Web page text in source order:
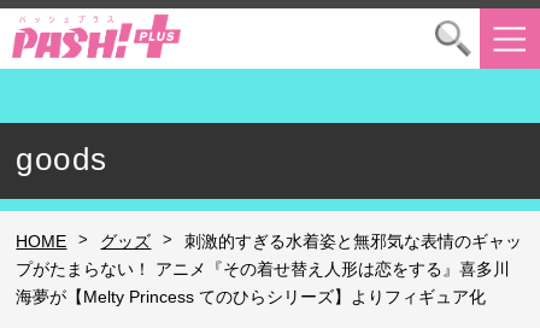
goods
HOME > グッズ >
刺激的すぎる水着姿と無邪気な表情のギャッ
プがたまらない！ アニメ『その着せ替え人形は恋をする』喜多川
海夢が【Melty Princess てのひらシリーズ】よりフィギュア化